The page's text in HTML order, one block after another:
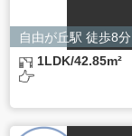
自由が丘駅 徒歩8分
1LDK/42.85m²